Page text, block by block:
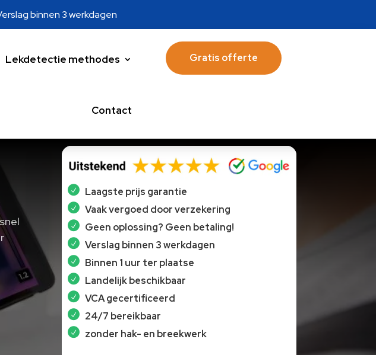
binnen 3 werkdagen
Lekdetectie methodes
Contact
Gratis offerte
Laagste prijs garantie
Vaak vergoed door verzekering
Geen oplossing? Geen betaling!
Verslag binnen 3 werkdagen
Binnen 1 uur ter plaatse
Landelijk beschikbaar
VCA gecertificeerd
24/7 bereikbaar
zonder hak- en breekwerk